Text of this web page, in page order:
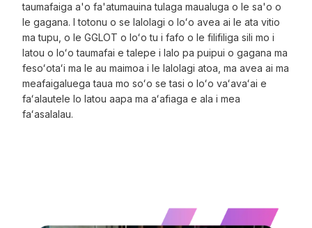
taumafaiga a'o fa'atumauina tulaga maualuga o le sa'o o
le gagana. I totonu o se lalolagi o loʻo avea ai le ata vitio
ma tupu, o le GGLOT o loʻo tu i fafo o le filifiliga sili mo i
latou o loʻo taumafai e talepe i lalo pa puipui o gagana ma
fesoʻotaʻi ma le au maimoa i le lalolagi atoa, ma avea ai ma
meafaigaluega taua mo soʻo se tasi o loʻo vaʻavaʻai e
faʻalautele lo latou aapa ma aʻafiaga e ala i mea
faʻasalalau.